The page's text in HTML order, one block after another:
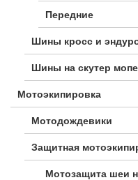
Передние
Шины кросс и
Шины на скутер
Мотоэкипировка
Мотодождевики
Защитная
Мотозащита шеи